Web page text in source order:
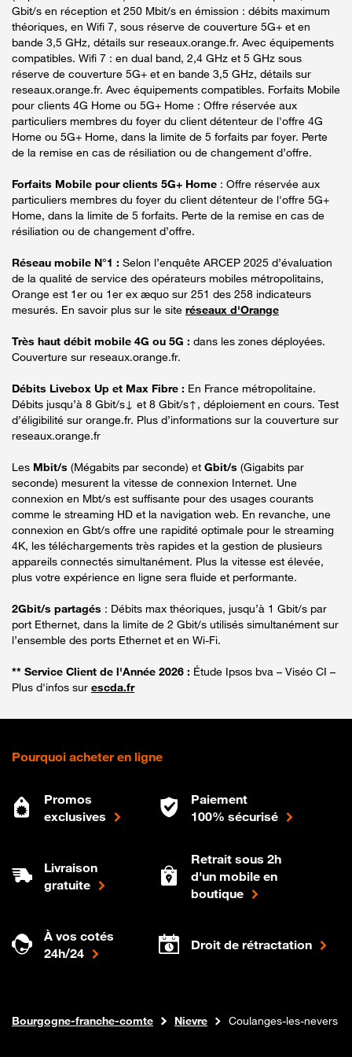
Gbit/s en réception et 250 Mbit/s en émission : débits maximum
théoriques, en Wifi 7, sous réserve de couverture 5G+ et en
bande 3,5 GHz, détails sur reseaux.orange.fr. Avec équipements
compatibles. Wifi 7 : en dual band, 2,4 GHz et 5 GHz sous
réserve de couverture 5G+ et en bande 3,5 GHz, détails sur
reseaux.orange.fr. Avec équipements compatibles. Forfaits Mobile
pour clients 4G Home ou 5G+ Home : Offre réservée aux
particuliers membres du foyer du client détenteur de l'offre 4G
Home ou 5G+ Home, dans la limite de 5 forfaits par foyer. Perte
de la remise en cas de résiliation ou de changement d’offre.
Forfaits Mobile pour clients 5G+ Home : Offre réservée aux
particuliers membres du foyer du client détenteur de l'offre 5G+
Home, dans la limite de 5 forfaits. Perte de la remise en cas de
résiliation ou de changement d’offre.
Réseau mobile N°1 : Selon l’enquête ARCEP 2025 d’évaluation
de la qualité de service des opérateurs mobiles métropolitains,
Orange est 1er ou 1er ex æquo sur 251 des 258 indicateurs
mesurés. En savoir plus sur le site réseaux d'Orange
Très haut débit mobile 4G ou 5G : dans les zones déployées.
Couverture sur reseaux.orange.fr.
Débits Livebox Up et Max Fibre : En France métropolitaine.
Débits jusqu’à 8 Gbit/s↓ et 8 Gbit/s↑, déploiement en cours. Test
d’éligibilité sur orange.fr. Plus d’informations sur la couverture sur
reseaux.orange.fr
Les Mbit/s (Mégabits par seconde) et Gbit/s (Gigabits par
seconde) mesurent la vitesse de connexion Internet. Une
connexion en Mbt/s est suffisante pour des usages courants
comme le streaming HD et la navigation web. En revanche, une
connexion en Gbt/s offre une rapidité optimale pour le streaming
4K, les téléchargements très rapides et la gestion de plusieurs
appareils connectés simultanément. Plus la vitesse est élevée,
plus votre expérience en ligne sera fluide et performante.
2Gbit/s partagés : Débits max théoriques, jusqu’à 1 Gbit/s par
port Ethernet, dans la limite de 2 Gbit/s utilisés simultanément sur
l’ensemble des ports Ethernet et en Wi-Fi.
** Service Client de l'Année 2026 : Étude Ipsos bva – Viséo CI –
Plus d'infos sur escda.fr
Pourquoi acheter en ligne
Promos
exclusives
Paiement
100% sécurisé
Livraison
gratuite
Retrait sous 2h
d'un mobile en
boutique
À vos cotés
24h/24
Droit de rétractation
Boutique Orange
Internet fibre
Bourgogne-franche-comte Nievre Coulanges-les-nevers